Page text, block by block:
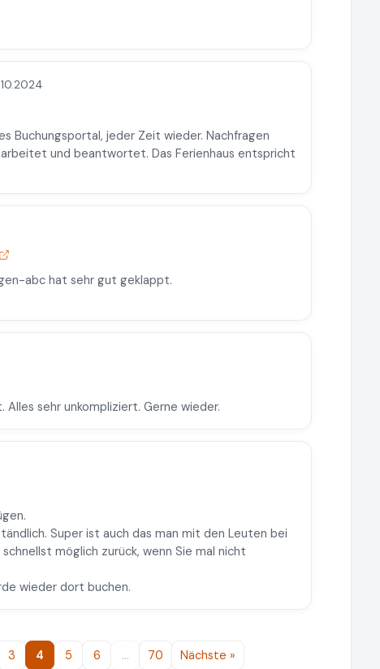
Buchungsportal, jeder Zeit wieder. Nachfragen
und beantwortet. Das Ferienhaus entspricht
abc hat sehr gut geklappt.
sehr unkompliziert. Gerne wieder.
Super ist auch das man mit den Leuten bei
möglich zurück, wenn Sie mal nicht
wieder dort buchen.
3 4 5 6 … 70 Nächste »